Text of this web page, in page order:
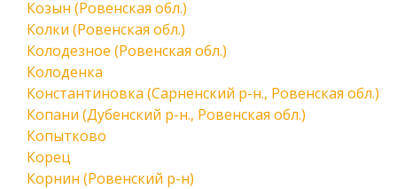
Козын (Ровенская обл.)
Колки (Ровенская обл.)
Колодезное (Ровенская обл.)
Колоденка
Константиновка (Сарненский р-н., Ровенская обл.)
Копани (Дубенский р-н., Ровенская обл.)
Копытково
Корец
Корнин (Ровенский р-н)